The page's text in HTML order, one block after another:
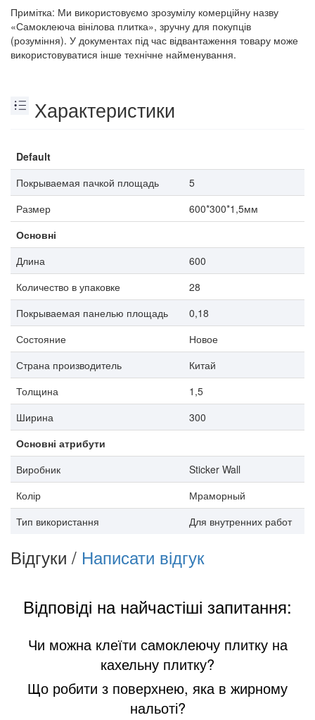
Примітка: Ми використовуємо зрозумілу комерційну назву
«Самоклеюча вінілова плитка», зручну для покупців
(розуміння). У документах під час відвантаження товару може
використовуватися інше технічне найменування.
Характеристики
Default
Покрываемая пачкой площадь
5
Размер
600*300*1,5мм
Основні
Длина
600
Количество в упаковке
28
Покрываемая панелью площадь
0,18
Состояние
Новое
Страна производитель
Китай
Толщина
1,5
Ширина
300
Основні атрибути
Виробник
Sticker Wall
Колір
Мраморный
Тип використання
Для внутренних работ
Відгуки / Написати відгук
Відповіді на найчастіші запитання:
Чи можна клеїти самоклеючу плитку на
кахельну плитку?
Що робити з поверхнею, яка в жирному
нальоті?